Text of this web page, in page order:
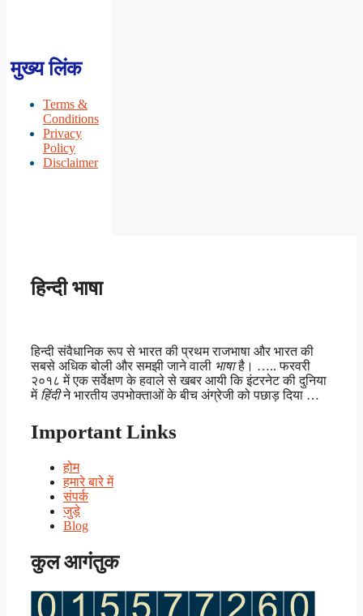
मुख्य लिंक
Terms &
Conditions
Privacy
Policy
Disclaimer
हिन्दी भाषा
हिन्दी संवैधानिक रूप से भारत की प्रथम राजभाषा और भारत की
सबसे अधिक बोली और समझी जाने वाली भाषाहै। ….. फरवरी
२०१८ में एक सर्वेक्षण के हवाले से खबर आयी कि इंटरनेट की दुनिया
में हिंदीने भारतीय उपभोक्ताओं के बीच अंग्रेजी को पछाड़ दिया …
Important Links
होम
हमारे बारे में
संपर्क
जुड़े
Blog
कुल आगंतुक